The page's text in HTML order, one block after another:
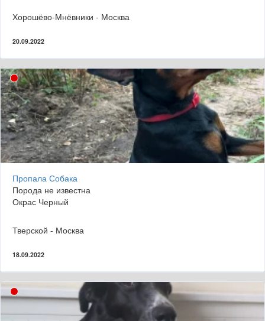
Хорошёво-Мнёвники - Москва
20.09.2022
Пропала Собака
Порода не известна
Окрас Черный
Тверской - Москва
18.09.2022